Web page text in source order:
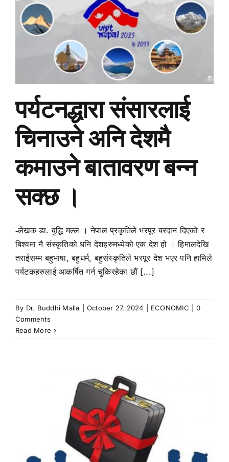
पर्यटनद्धारा संसारलाई
चिनाउने अनि देशमै
कमाउने बातावरण बन्न
सक्छ ।
‐लेखक डा. बुद्धि मल्ल । नेपाल प्रकृतिले भरपूर बरदान दिएको र
बिश्वमा नै संस्कृतिको धनि देशहरुमध्येको एक देश हो । हिमालदेखि
तराईसम्म बहुभाषा, बहुधर्म, बहुसंस्कृतिले भरपूर देश भएर पनि हामिले
पर्यटकहरुलाई आकर्षित गर्न चुकिरहेका छौं [...]
By Dr. Buddhi Malla October 27, 2024 ECONOMIC
0
Comments
Read More